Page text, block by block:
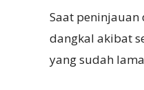
Saat
dangkal akibat
yang sudah